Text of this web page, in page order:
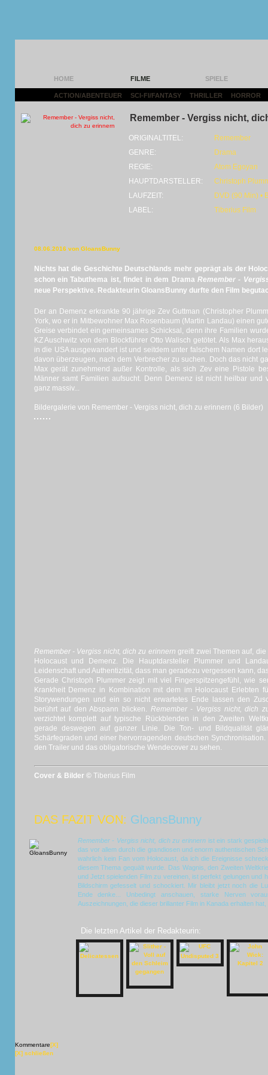
HOME FILME SPIELE
ACTION/ABENTEUER SCI-FI/FANTASY THRILLER HORROR
Remember - Vergiss nicht,
ORIGINALTITEL:
Remember
GENRE:
Drama
REGIE:
Atom Egoyan
HAUPTDARSTELLER:
Christoph
LAUFZEIT:
DVD (90 Min) •
LABEL:
Tiberius Film
08.06.2016 von GloansBunny
Nichts hat die Geschichte Deutschlands mehr geprägt als der
schon ein Tabuthema ist, findet in dem Drama Remember -
neue Perspektive. Redakteurin GloansBunny durfte den Film
Der an Demenz erkrankte 90 jährige Zev Guttman (Christopher
York, wo er in Mitbewohner Max Rosenbaum (Martin Landau) einen
Greise verbindet ein gemeinsames Schicksal, denn ihre Familien
KZ Auschwitz von dem Blockführer Otto Walisch getötet. Als Max
in die USA ausgewandert ist und seitdem unter falschem Namen dort
davon überzeugen, nach dem Verbrecher zu suchen. Doch das nicht
Max gerät zunehmend außer Kontrolle, als sich Zev eine Pistole
Männer samt Familien aufsucht. Denn Demenz ist nicht heilbar und
ganz massiv...
Bildergalerie von Remember - Vergiss nicht, dich zu erinnern (6 Bilder)
Remember - Vergiss nicht, dich zu erinnern greift zwei Themen auf,
Holocaust und Demenz. Die Hauptdarsteller Plummer und
Leidenschaft und Authentizität, dass man geradezu vergessen kann,
Gerade Christoph Plummer zeigt mit viel Fingerspitzengefühl, wie
Krankheit Demenz in Kombination mit dem im Holocaust Erlebten
Storywendungen und ein so nicht erwartetes Ende lassen den
berührt auf den Abspann blicken. Remember - Vergiss nicht, dich
verzichtet komplett auf typische Rückblenden in den Zweiten
gerade deswegen auf ganzer Linie. Die Ton- und Bildqualität
Schärfegraden und einer hervorragenden deutschen
den Trailer und das obligatorische Wendecover zu sehen.
Cover & Bilder © Tiberius Film
DAS FAZIT VON: GloansBunny
Remember - Vergiss nicht, dich zu erinnernist ein stark
das vor allem durch die grandiosen und enorm authentischen
wahrlich kein Fan vom Holocaust, da ich die Ereignisse
diesem Thema gequält wurde. Das Wagnis, den Zweiten
und Jetzt spielenden Film zu vereinen, ist perfekt gelungen und
Bildschirm gefesselt und schockiert. Mir bleibt jetzt noch die
Ende denke... Unbedingt anschauen, starke Nerven
Auszeichnungen, die dieser brillanter Film in Kanada erhalten
Die letzten Artikel der Redakteurin:
Kommentare[X]
[X] schließen